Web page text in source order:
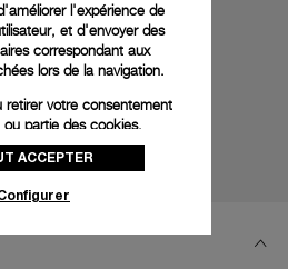
l'expérience de
et d'envoyer des
correspondant aux
lors de la navigation.
retirer votre consentement
partie des cookies,
» ou consultez notre
pour obtenir plus
pour l’utilisation
ACCEPTER